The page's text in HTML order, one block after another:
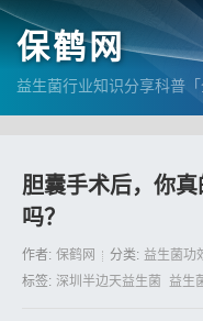
保鹤网
益生菌行业知识分享科普「
胆囊手术后，你
吗？
作者: 保鹤网 分类: 益生菌功
标签: 深圳半边天益生菌 益生